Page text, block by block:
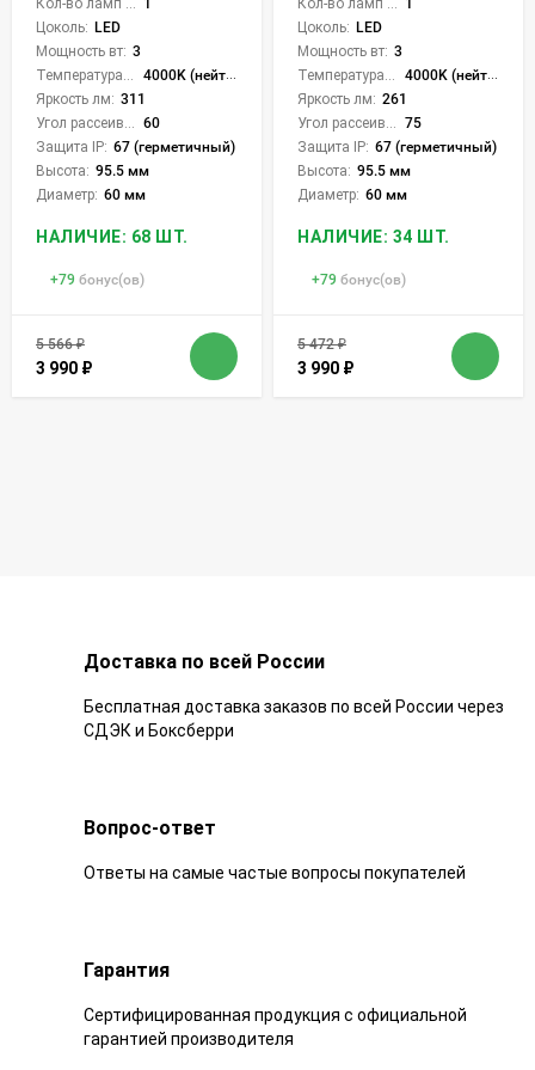
Цоколь: LED
Мощность вт: 3
4000K (нейтральный)
Яркость лм: 311
60
Защита IP: 67 (герметичный)
Высота: 95.5 мм
Диаметр: 60 мм
НАЛИЧИЕ: 68 ШТ.
+79 бонус(ов)
5 566₽
3 990 ₽
Цоколь: LED
Мощность вт: 3
4000K (нейтральный)
Яркость лм: 261
75
Защита IP: 67 (герметичный)
Высота: 95.5 мм
Диаметр: 60 мм
НАЛИЧИЕ: 34 ШТ.
+79 бонус(ов)
5 472₽
3 990 ₽
Доставка по всей России
Бесплатная доставка заказов по всей России через
СДЭК и Боксберри
Вопрос-ответ
Ответы на самые частые вопросы покупателей
Гарантия
Сертифицированная продукция с официальной
гарантией производителя